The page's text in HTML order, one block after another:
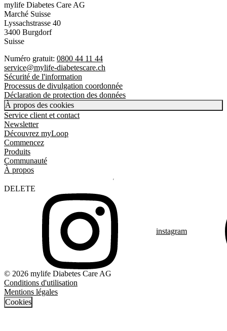
mylife Diabetes Care AG
Marché Suisse
Lyssachstrasse 40
3400 Burgdorf
Suisse
Numéro gratuit: 0800 44 11 44
service@mylife-diabetescare.ch
Sécurité de l'information
Processus de divulgation coordonnée
Déclaration de protection des données
À propos des cookies
Service client et contact
Newsletter
Découvrez myLoop
Commencez
Produits
Communauté
À propos
DELETE
instagram
© 2026 mylife Diabetes Care AG
Conditions d'utilisation
Mentions légales
Cookies